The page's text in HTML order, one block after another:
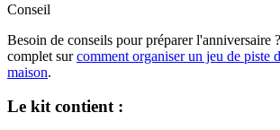
Conseil
Besoin de conseils pour préparer l'anniversaire
complet surcomment organiser un jeu de piste
maison.
Le kit contient :